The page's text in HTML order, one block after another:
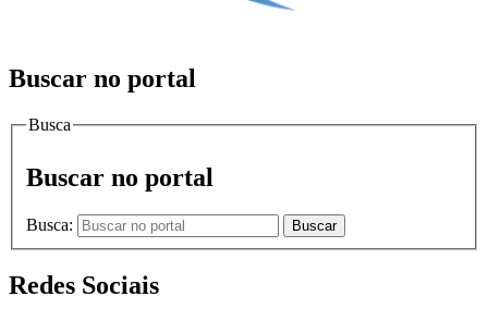
Buscar no portal
Busca
Buscar no portal
Busca: Buscar
Redes Sociais